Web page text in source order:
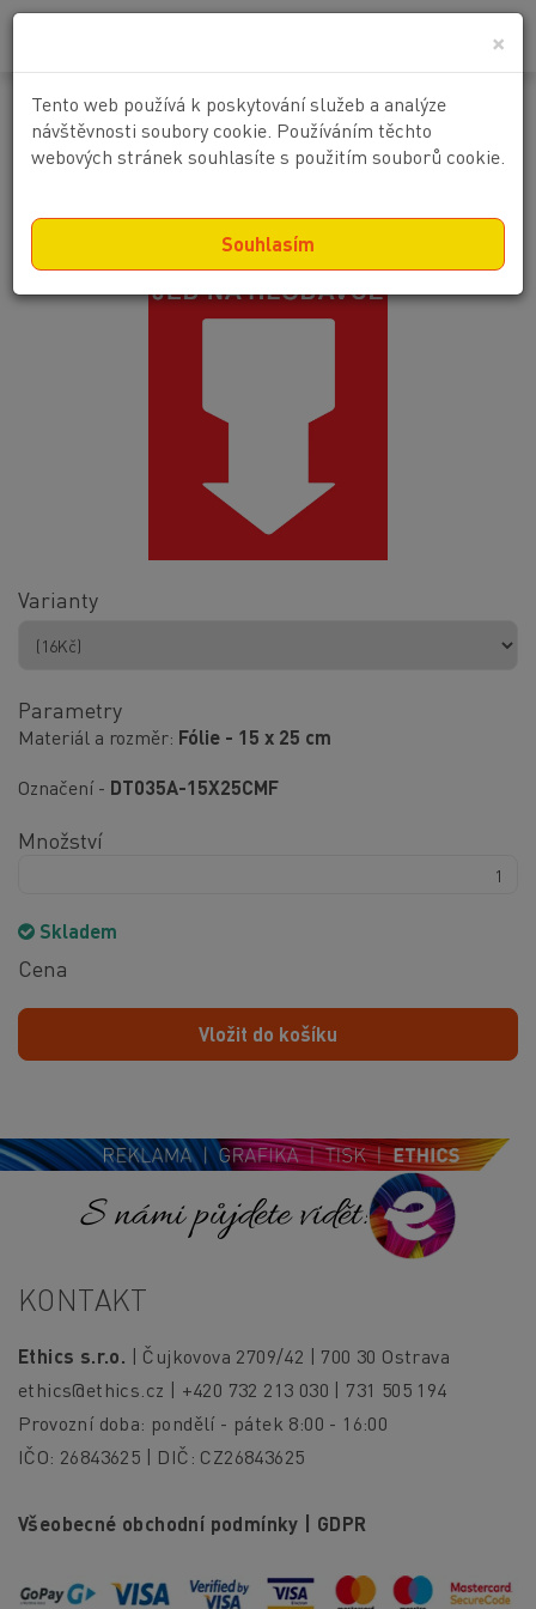
×
Tento web používá k poskytování služeb a analýze
návštěvnosti soubory cookie. Používáním těchto
webových stránek souhlasíte s použitím souborů cookie.
Souhlasím
Pozor ! Návnada
Varianty
Parametry
Materiál a rozměr Fólie - 15 x 25 cm
Označení - DT035A-15X25CMF
Množství
Skladem
Cena
Vložit do košíku
S námi půjdete vidět!
KONTAKT
Ethics s.r.o. | Čujkovova 2709/42 | 700 30 Ostrava
ethics@ethics.cz | +420 732 213 030 | 731 505 194
Provozní doba: pondělí - pátek 8:00 - 16:00
IČO: 26843625 | DIČ: CZ26843625
Všeobecné obchodní podmínky GDPR